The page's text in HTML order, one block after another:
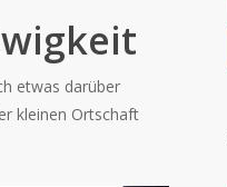
etwas darüber
kleinen Ortschaft